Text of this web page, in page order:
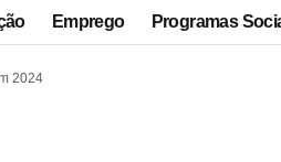
Emprego Programas
2024